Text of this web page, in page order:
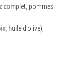
complet, pommes
huile d’olive),